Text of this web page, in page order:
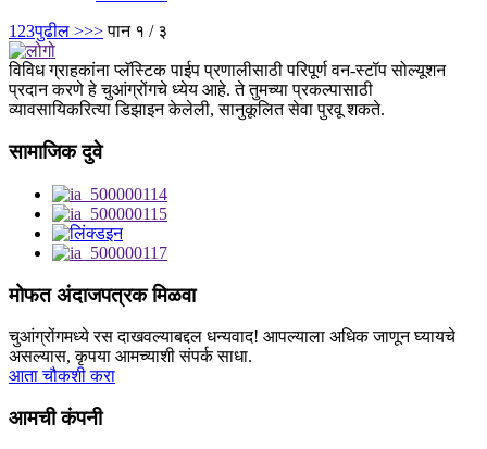
123पुढील >>> पान १ / ३
विविध ग्राहकांना प्लॅस्टिक पाईप प्रणालीसाठी परिपूर्ण वन-स्टॉप सोल्यूशन
प्रदान करणे हे चुआंग्रोंगचे ध्येय आहे. ते तुमच्या प्रकल्पासाठी
व्यावसायिकरित्या डिझाइन केलेली, सानुकूलित सेवा पुरवू शकते.
सामाजिक दुवे
मोफत अंदाजपत्रक मिळवा
चुआंग्रोंगमध्ये रस दाखवल्याबद्दल धन्यवाद! आपल्याला अधिक जाणून घ्यायचे
असल्यास, कृपया आमच्याशी संपर्क साधा.
आता चौकशी करा
आमची कंपनी